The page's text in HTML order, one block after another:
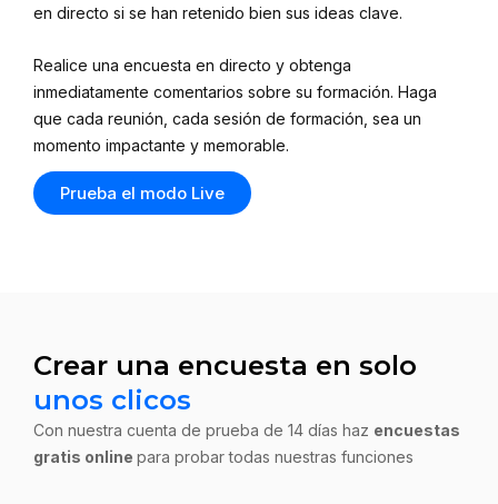
en directo si se han retenido bien sus ideas clave.
Realice una encuesta en directo y obtenga
inmediatamente comentarios sobre su formación. Haga
que cada reunión, cada sesión de formación, sea un
momento impactante y memorable.
Prueba el modo Live
Crear una encuesta en solo
unos clicos
Con nuestra cuenta de prueba de 14 días haz encuestas
gratis online para probar todas nuestras funciones